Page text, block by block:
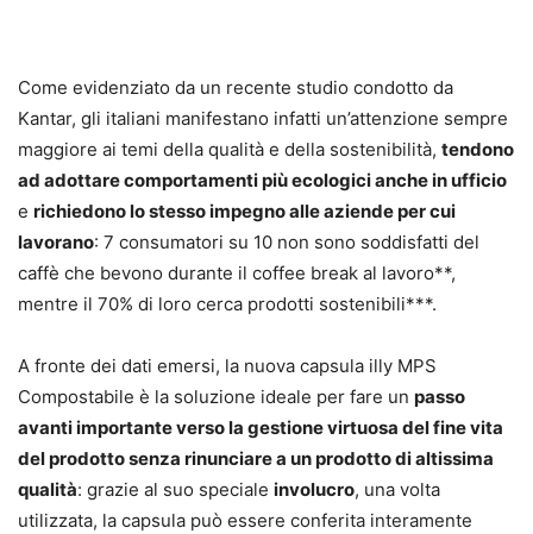
Come evidenziato da un recente studio condotto da
Kantar, gli italiani manifestano infatti un’attenzione sempre
maggiore ai temi della qualità e della sostenibilità, tendono
ad adottare comportamenti più ecologici anche in ufficio
e richiedono lo stesso impegno alle aziende per cui
lavorano: 7 consumatori su 10 non sono soddisfatti del
caffè che bevono durante il coffee break al lavoro**,
mentre il 70% di loro cerca prodotti sostenibili***.
A fronte dei dati emersi, la nuova capsula illy MPS
Compostabile è la soluzione ideale per fare un passo
avanti importante verso la gestione virtuosa del fine vita
del prodotto senza rinunciare a un prodotto di altissima
qualità: grazie al suo speciale involucro, una volta
utilizzata, la capsula può essere conferita interamente